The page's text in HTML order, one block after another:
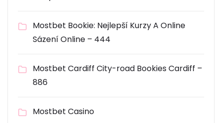
Mostbet Bookie: Nejlepší Kurzy A Online
Sázení Online – 444
Mostbet Cardiff City-road Bookies Cardiff –
886
Mostbet Casino